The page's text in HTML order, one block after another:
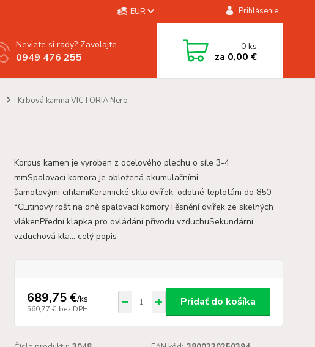
EUR Prihlásenie
Neviete si rady? Zavolajte.
0949 476 255
0ks
za 0,00 €
Krbová kamna VICTORIA Nero
Korpus kamen je vyroben z ocelového plechu o síle 3-4
mmSpalovací komora je obložená akumulačními
šamotovými cihlamiKeramické sklo dvířek, odolné teplotám do 850
°CLitinový rošt na dně spalovací komoryTěsnění dvířek ze skelných
vlákenPřední klapka pro ovládání přívodu vzduchuSekundární
vzduchová kla... celý popis
689,75 €/ks
560,77 € bez DPH
Pridať do košíka